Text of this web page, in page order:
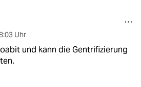
Uhr
und kann die Gentrifizierung